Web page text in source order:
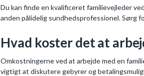
Du kan finde en kvalificeret familievejleder
anden pålidelig sundhedsprofessionel. Sørg
Hvad koster det at
Omkostningerne ved at arbejde med en
vigtigt at diskutere gebyrer og